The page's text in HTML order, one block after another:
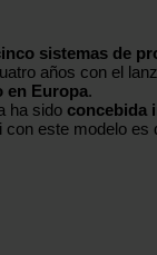
sistemas de
años con el
en Europa.
ha sido concebida
este modelo